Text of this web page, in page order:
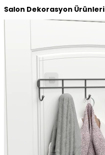
Salon Dekorasyon Ürünleri